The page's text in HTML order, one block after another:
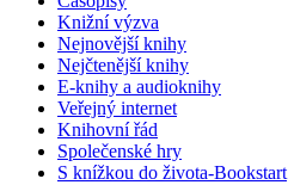
Knižní výzva
Nejnovější knihy
Nejčtenější knihy
E-knihy a audioknihy
Veřejný internet
Knihovní řád
Společenské hry
S knížkou do života-Bookstart